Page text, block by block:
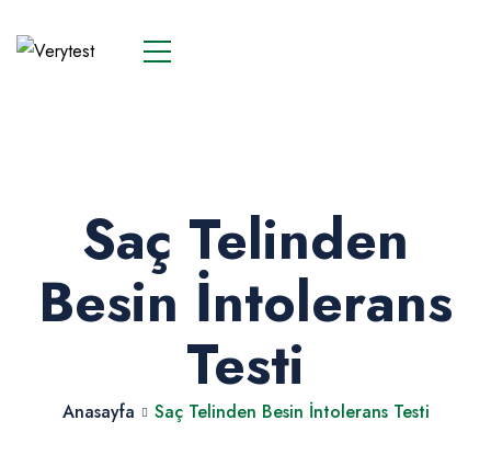
Saç Telinden
Besin İntolerans
Testi
Anasayfa Saç Telinden Besin İntolerans Testi